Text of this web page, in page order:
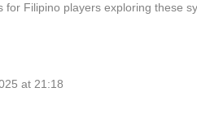
Filipino players exploring these
at 21:18